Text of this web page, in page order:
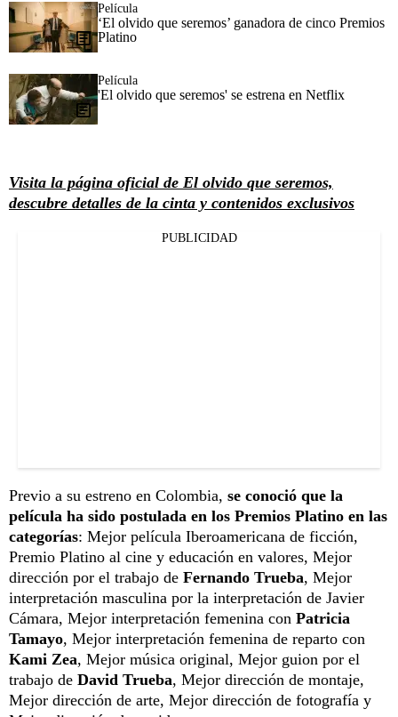
Película
‘El olvido que seremos’ ganadora de cinco Premios
Platino
Película
'El olvido que seremos' se estrena en Netflix
Visita la página oficial de El olvido que seremos,
descubre detalles de la cinta y contenidos exclusivos
PUBLICIDAD
Previo a su estreno en Colombia, se conoció que la
película ha sido postulada en los Premios Platino en las
categorías: Mejor película Iberoamericana de ficción,
Premio Platino al cine y educación en valores, Mejor
dirección por el trabajo de Fernando Trueba, Mejor
interpretación masculina por la interpretación de Javier
Cámara, Mejor interpretación femenina con Patricia
Tamayo, Mejor interpretación femenina de reparto con
Kami Zea, Mejor música original, Mejor guion por el
trabajo de David Trueba, Mejor dirección de montaje,
Mejor dirección de arte, Mejor dirección de fotografía y